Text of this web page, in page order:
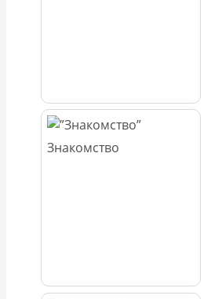
Знакомство